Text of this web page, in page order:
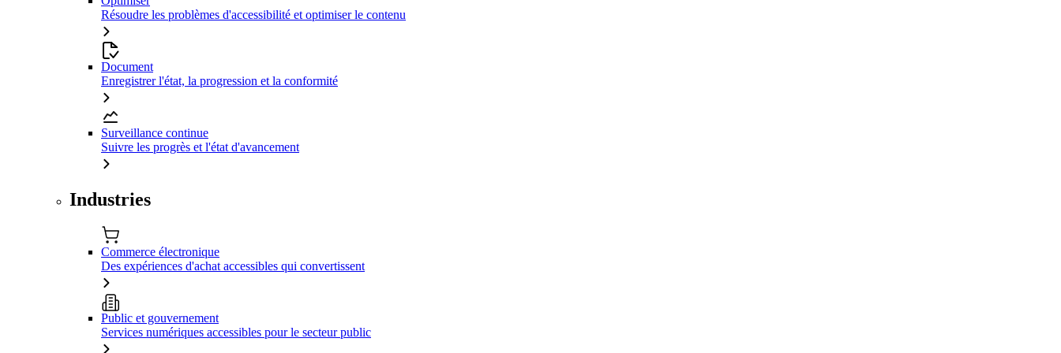
Résoudre les problèmes d'accessibilité et optimiser le contenu
Document
Enregistrer l'état, la progression et la conformité
Surveillance continue
Suivre les progrès et l'état d'avancement
Industries
Commerce électronique
Des expériences d'achat accessibles qui convertissent
Public et gouvernement
Services numériques accessibles pour le secteur public